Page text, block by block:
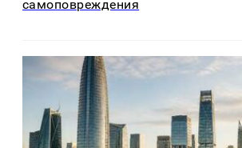
самоповреждения